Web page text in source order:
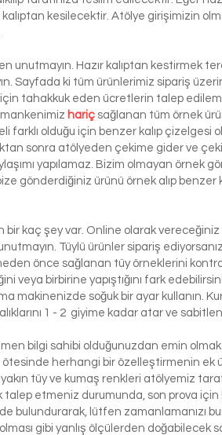
kesilecektir. Atölye girişimizin
unutmayın. Hazır kalıptan kestirmek
Sayfada ki tüm ürünlerimiz sipariş
tahakkuk eden ücretlerin talep
hariç sağlanan tüm örnek
farklı olduğu için benzer kalıp çizelgesi
sonra atölyeden çekime gider ve
yapılamaz. Bizim olmayan örnek
gönderdiğiniz ürünü örnek alıp benzer
bir kaç şey var. Online olarak
Tüylü ürünler sipariş
önce sağlanan tüy örneklerini
veya birbirine yapıştığını fark
makinenizde soğuk bir ayar kullanın.
1 - 2 giyime kadar atar ve
bilgi sahibi olduğunuzdan emin
ötesinde herhangi bir özelleştirmenin ek
tüy ve kumaş renkleri atölyemiz
etmeniz durumunda, son prova
bulundurarak, lütfen zamanlamanızı
gibi yanlış ölçülerden doğabilecek